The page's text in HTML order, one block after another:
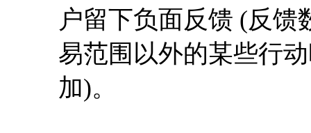
户留下负面反馈 (反
易范围以外的某些行
加)。